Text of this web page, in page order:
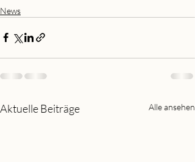
News
Aktuelle Beiträge Alle ansehen